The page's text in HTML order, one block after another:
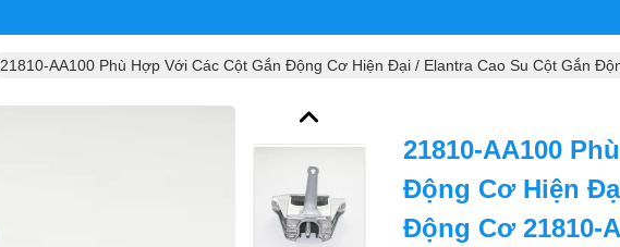
21810-AA100 Phù Hợp Với Các Cột Gắn Động Cơ Hiện Đại / Elantra Cao Su Cột Gắn
21810-AA100
Động Cơ Hiện
Động Cơ 21810-